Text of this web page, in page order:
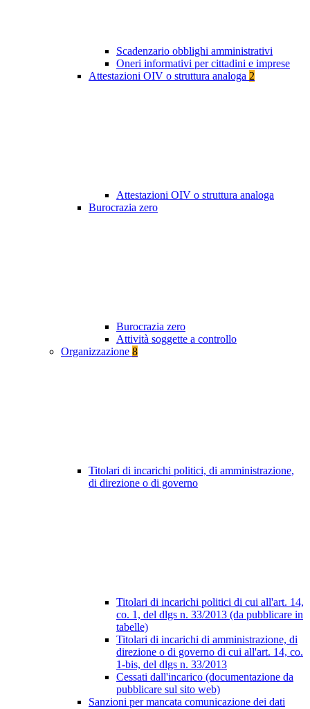
Scadenzario obblighi amministrativi
Oneri informativi per cittadini e imprese
Attestazioni OIV o struttura analoga 2
Attestazioni OIV o struttura analoga
Burocrazia zero
Burocrazia zero
Attività soggette a controllo
Organizzazione 8
Titolari di incarichi politici, di amministrazione,
di direzione o di governo
Titolari di incarichi politici di cui all'art. 14,
co. 1, del dlgs n. 33/2013 (da pubblicare in
tabelle)
Titolari di incarichi di amministrazione, di
direzione o di governo di cui all'art. 14, co.
1-bis, del dlgs n. 33/2013
Cessati dall'incarico (documentazione da
pubblicare sul sito web)
Sanzioni per mancata comunicazione dei dati